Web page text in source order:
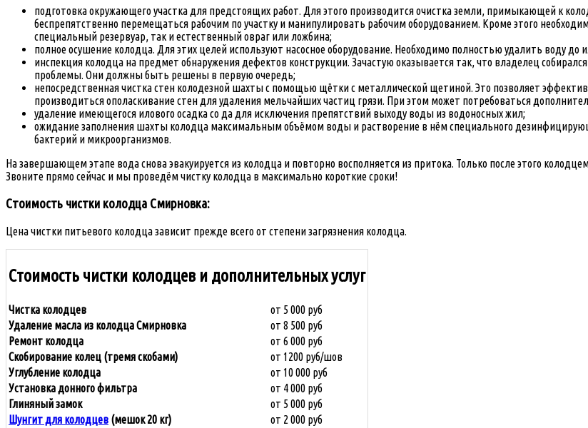
подготовка окружающего участка для предстоящих работ. Для этого производится очистка земли, примыкающей к
беспрепятственно перемещаться рабочим по участку и манипулировать рабочим оборудованием. Кроме этого
специальный резервуар, так и естественный овраг или ложбина;
полное осушение колодца. Для этих целей используют насосное оборудование. Необходимо полностью удалить воду до
инспекция колодца на предмет обнаружения дефектов конструкции. Зачастую оказывается так, что владелец
проблемы. Они должны быть решены в первую очередь;
непосредственная чистка стен колодезной шахты с помощью щётки с металлической щетиной. Это позволяет
производиться ополаскивание стен для удаления мельчайших частиц грязи. При этом может потребоваться
удаление имеющегося илового осадка со да для исключения препятствий выходу воды из водоносных жил;
ожидание заполнения шахты колодца максимальным объёмом воды и растворение в нём специального
бактерий и микроорганизмов.
На завершающем этапе вода снова эвакуируется из колодца и повторно восполняется из притока. Только после этого
Звоните прямо сейчас и мы проведём чистку колодца в максимально короткие сроки!
Стоимость чистки колодца Смирновка:
Цена чистки питьевого колодца зависит прежде всего от степени загрязнения колодца.
Стоимость чистки колодцев и дополнительных услуг
Чистка колодцев
от 5 000 руб
Удаление масла из колодца Смирновка
от 8 500 руб
Ремонт колодца
от 6 000 руб
Скобирование колец (тремя скобами)
от 1200 руб/шов
Углубление колодца
от 10 000 руб
Установка донного фильтра
от 4 000 руб
Глиняный замок
от 5 000 руб
Шунгит для колодцев (мешок 20 кг)
от 2 000 руб